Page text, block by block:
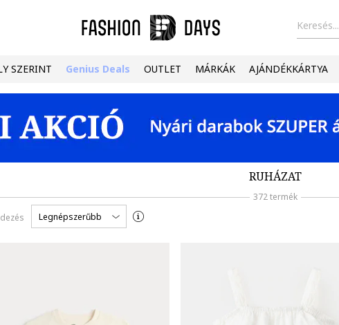
Keresés...
SZERINT Genius Deals OUTLET MÁRKÁK AJÁNDÉKKÁRTYA
RUHÁZAT
372 termék
Legnépszerűbb